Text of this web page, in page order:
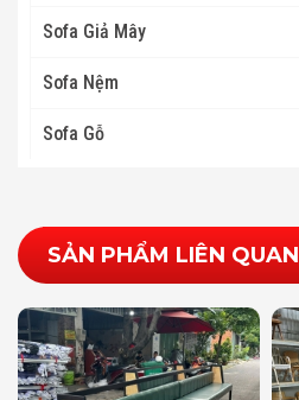
Sofa Giả Mây
Sofa Nệm
Sofa Gỗ
SẢN PHẨM LIÊN QUAN